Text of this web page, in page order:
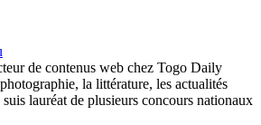
de contenus web chez Togo Daily
la littérature, les actualités
lauréat de plusieurs concours nationaux